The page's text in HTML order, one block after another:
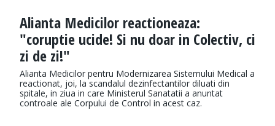
Alianta Medicilor reactioneaza:
"coruptie ucide! Si nu doar in Colectiv, ci
zi de zi!"
Alianta Medicilor pentru Modernizarea Sistemului Medical a
reactionat, joi, la scandalul dezinfectantilor diluati din
spitale, in ziua in care Ministerul Sanatatii a anuntat
controale ale Corpului de Control in acest caz.